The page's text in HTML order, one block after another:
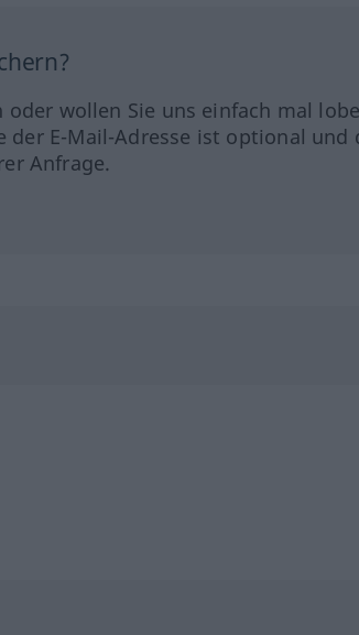
wollen Sie uns einfach mal
der E-Mail-Adresse ist optional und
Anfrage.